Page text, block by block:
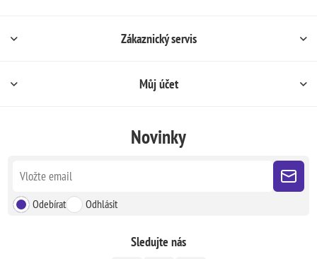
Zákaznický servis
Můj účet
Novinky
Odebírat Odhlásit
Sledujte nás